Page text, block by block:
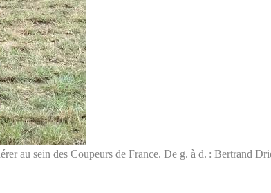
au sein des Coupeurs de France. De g. à d. : Bertrand